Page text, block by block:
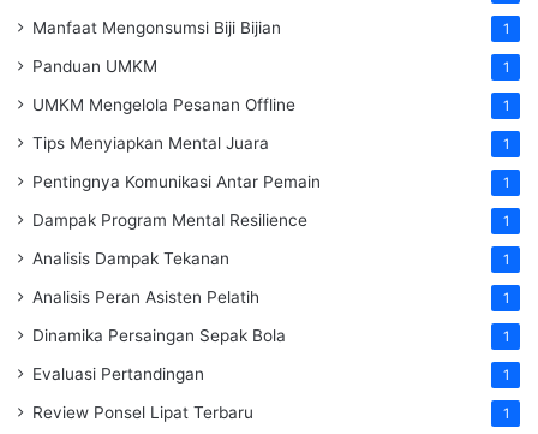
Manfaat Mengonsumsi Biji Bijian 1
Panduan UMKM 1
UMKM Mengelola Pesanan Offline 1
Tips Menyiapkan Mental Juara 1
Pentingnya Komunikasi Antar Pemain 1
Dampak Program Mental Resilience 1
Analisis Dampak Tekanan 1
Analisis Peran Asisten Pelatih 1
Dinamika Persaingan Sepak Bola 1
Evaluasi Pertandingan 1
Review Ponsel Lipat Terbaru 1